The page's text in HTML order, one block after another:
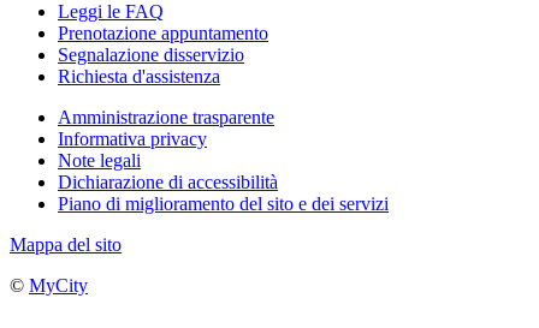
Leggi le FAQ
Prenotazione appuntamento
Segnalazione disservizio
Richiesta d'assistenza
Amministrazione trasparente
Informativa privacy
Note legali
Dichiarazione di accessibilità
Piano di miglioramento del sito e dei servizi
Mappa del sito
© MyCity